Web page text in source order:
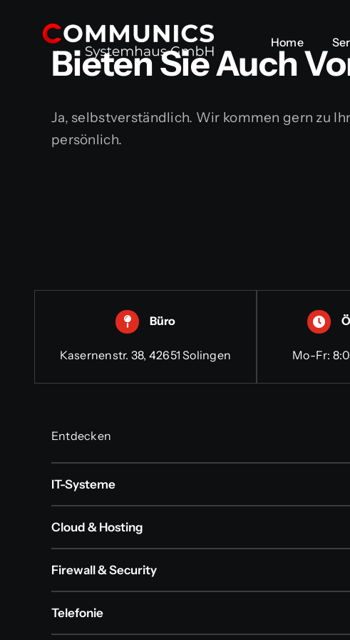
Home
Home
Bieten Sie Auch
Ja, selbstverständlich. Wir kommen gern zu
persönlich.
Büro
Kasernenstr. 38, 42651 Solingen Mo-Fr:
Entdecken
IT-Systeme
Cloud & Hosting
Firewall & Security
Telefonie